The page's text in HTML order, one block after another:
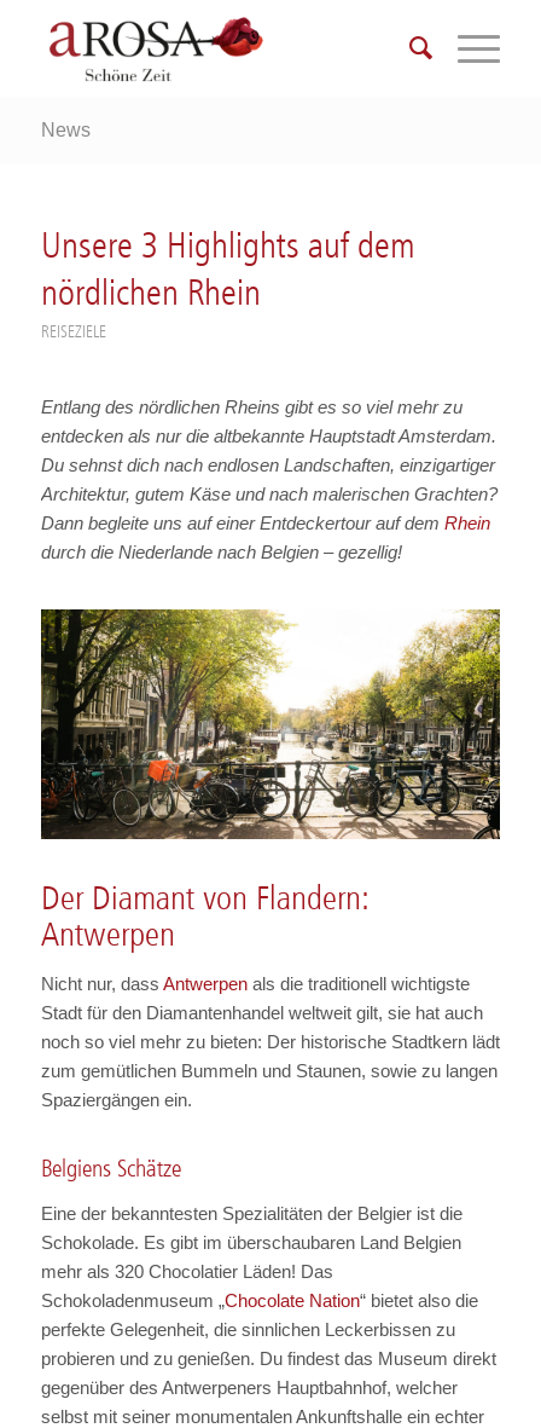
News
Unsere 3 Highlights auf dem
nördlichen Rhein
REISEZIELE
Entlang des nördlichen Rheins gibt es so viel mehr zu
entdecken als nur die altbekannte Hauptstadt Amsterdam.
Du sehnst dich nach endlosen Landschaften, einzigartiger
Architektur, gutem Käse und nach malerischen Grachten?
Dann begleite uns auf einer Entdeckertour auf dem Rhein
durch die Niederlande nach Belgien – gezellig!
Der Diamant von Flandern:
Antwerpen
Nicht nur, dass Antwerpenals die traditionell wichtigste
Stadt für den Diamantenhandel weltweit gilt, sie hat auch
noch so viel mehr zu bieten: Der historische Stadtkern lädt
zum gemütlichen Bummeln und Staunen, sowie zu langen
Spaziergängen ein.
Belgiens Schätze
Eine der bekanntesten Spezialitäten der Belgier ist die
Schokolade. Es gibt im überschaubaren Land Belgien
mehr als 320 Chocolatier Läden! Das
Schokoladenmuseum „Chocolate Nation“ bietet also die
perfekte Gelegenheit, die sinnlichen Leckerbissen zu
probieren und zu genießen. Du findest das Museum direkt
gegenüber des Antwerpeners Hauptbahnhof, welcher
selbst mit seiner monumentalen Ankunftshalle ein echter